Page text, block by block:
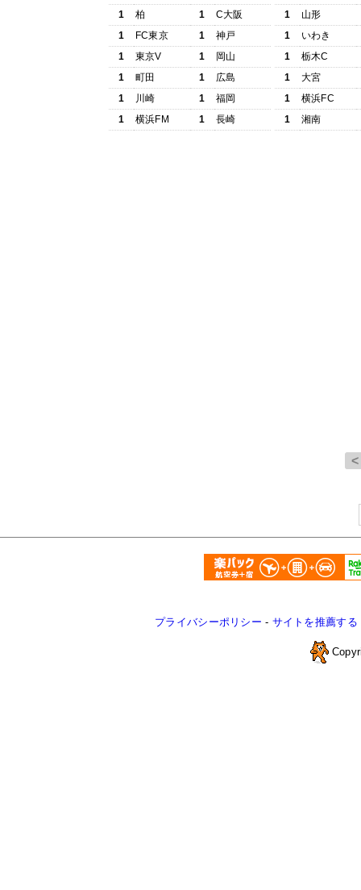
1
柏 1
C大阪
1
FC東京 1
神戸
1
東京V 1
岡山
1
町田 1
広島
1
川崎 1
福岡
1
横浜FM 1 長崎
1
山形
1
いわき
1
栃木C
1
大宮
1
横浜FC
1
湘南
プライバシーポリシー - サイトを推薦する